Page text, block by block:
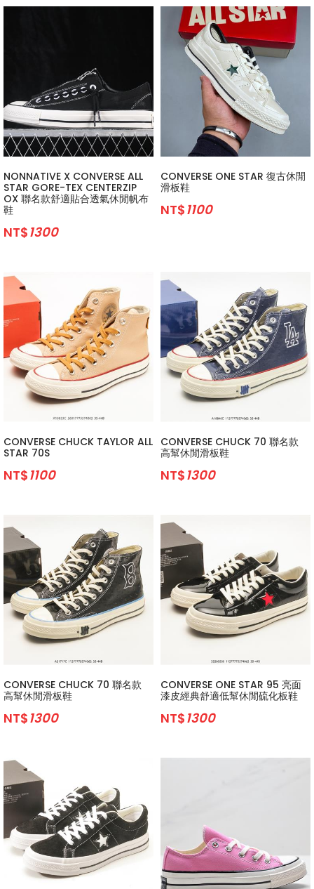
NONNATIVE X CONVERSE ALL
STAR GORE-TEX CENTERZIP
OX 聯名款舒適貼合透氣休閒帆布
鞋
NT$1300
CONVERSE ONE STAR 復古休閒
滑板鞋
NT$1100
CONVERSE CHUCK TAYLOR ALL
STAR 70S
NT$1100
CONVERSE CHUCK 70 聯名款
高幫休閒滑板鞋
NT$1300
CONVERSE CHUCK 70 聯名款
高幫休閒滑板鞋
NT$1300
CONVERSE ONE STAR 95 亮面
漆皮經典舒適低幫休閒硫化板鞋
NT$1300